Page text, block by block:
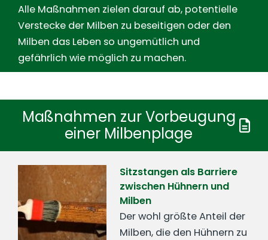
Alle Maßnahmen zielen darauf ab, potentielle
Verstecke der Milben zu beseitigen oder den
Milben das Leben so ungemütlich und
gefährlich wie möglich zu machen.
Maßnahmen zur Vorbeugung
einer Milbenplage
Sitzstangen als Barriere
zwischen Hühnern und
Milben
Der wohl größte Anteil der
Milben, die den Hühnern zu